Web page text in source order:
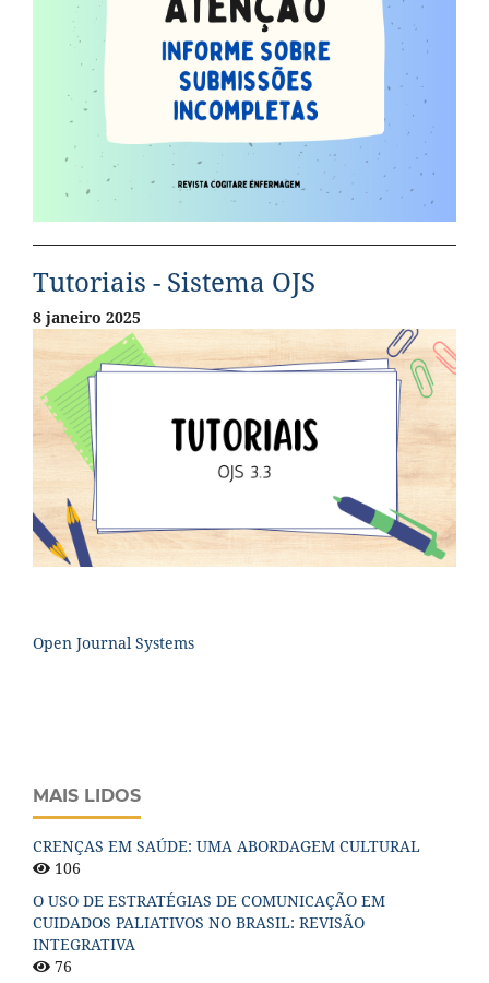
Tutoriais - Sistema OJS
8 janeiro 2025
Open Journal Systems
MAIS LIDOS
CRENÇAS EM SAÚDE: UMA ABORDAGEM CULTURAL
106
O USO DE ESTRATÉGIAS DE COMUNICAÇÃO EM
CUIDADOS PALIATIVOS NO BRASIL: REVISÃO
INTEGRATIVA
76